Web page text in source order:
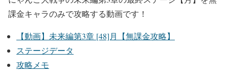
課金キャラのみで攻略する動画です！
【動画】未来編第3章 [48]月【無課金攻略】
ステージデータ
攻略メモ